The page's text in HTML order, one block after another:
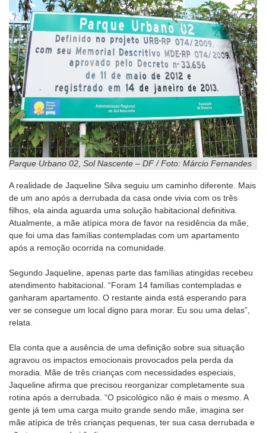
02,
Sol
Nascente
–
DF
/
Foto:
Márcio
Fernandes
Parque Urbano 02, Sol Nascente – DF / Foto: Márcio Fernandes
A realidade de Jaqueline Silva seguiu um caminho diferente. Mais
de um ano após a derrubada da casa onde vivia com os três
filhos, ela ainda aguarda uma solução habitacional definitiva.
Atualmente, a mãe atípica mora de favor na residência da mãe,
que foi uma das famílias contempladas com um apartamento
após a remoção ocorrida na comunidade.
Segundo Jaqueline, apenas parte das famílias atingidas recebeu
atendimento habitacional. “Foram 14 famílias contempladas e
ganharam apartamento. O restante ainda está esperando para
ver se consegue um local digno para morar. Eu sou uma delas”,
relata.
Ela conta que a ausência de uma definição sobre sua situação
agravou os impactos emocionais provocados pela perda da
moradia. Mãe de três crianças com necessidades especiais,
Jaqueline afirma que precisou reorganizar completamente sua
rotina após a derrubada. “O psicológico não é mais o mesmo. A
gente já tem uma carga muito grande sendo mãe, imagina ser
mãe atípica de três crianças pequenas, ter sua casa derrubada e